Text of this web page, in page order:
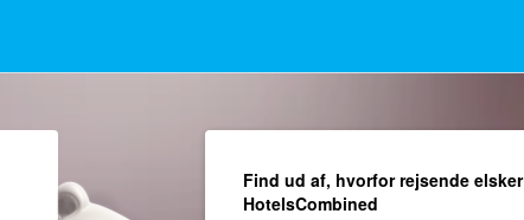
Find ud af, hvorfor rejsende elsker
HotelsCombined